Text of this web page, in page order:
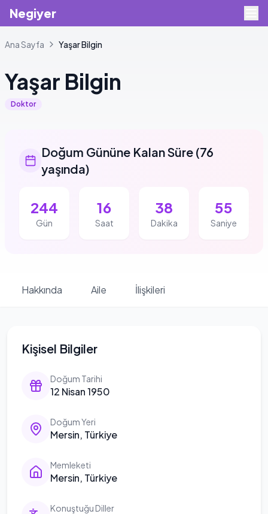
Negiyer
Ana Sayfa YaşarBilgin
Yaşar Bilgin
Doktor
Doğum Gününe Kalan Süre (76
yaşında)
244
Gün
16
Saat
38
Dakika
54
Saniye
Hakkında Aile İlişkileri
Kişisel Bilgiler
Doğum Tarihi
12 Nisan 1950
Doğum Yeri
Mersin, Türkiye
Memleketi
Mersin, Türkiye
Konuştuğu Diller